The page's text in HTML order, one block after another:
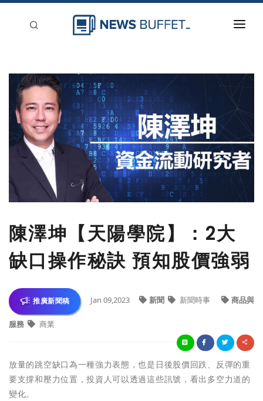
新聞稿分類
登入
刊登
陳澤坤【天陽學院】：2大
缺口操作秘訣 預知股價強弱
推廣新聞稿 Jan 09,2023 新聞 新聞時事 商品與
服務 商業
放量的跳空缺口為一種強力表態，也是日後股價回跌、反彈的重
要支撐和壓力位置，投資人可以透過這些訊號，看出多空力道的
變化。